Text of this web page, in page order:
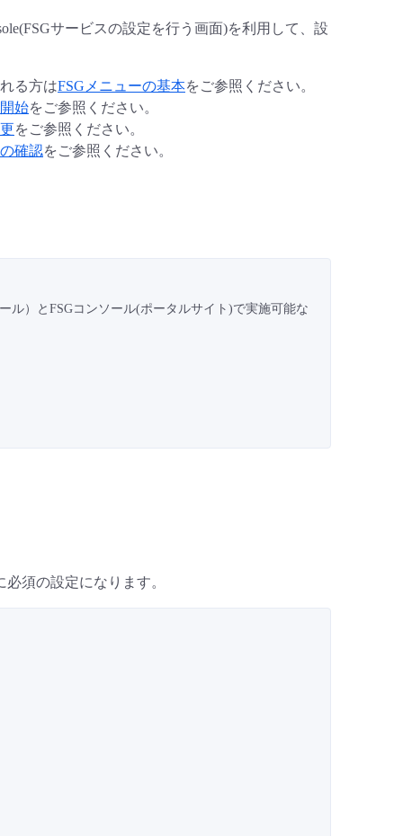
サービスの設定を行う画面)を利用して、設
る方はFSGメニューの基本をご参照ください。
始をご参照ください。
をご参照ください。
確認をご参照ください。
ル）とFSGコンソール(ポータルサイト)で実施可能な
須の設定になります。